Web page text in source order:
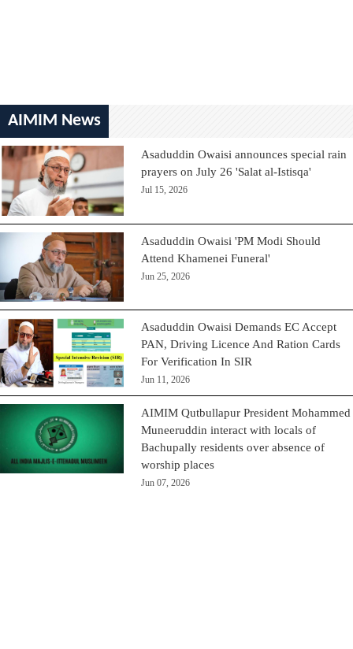
AIMIM News
Asaduddin Owaisi announces special rain
prayers on July 26 'Salat al-Istisqa'
Jul 15, 2026
Asaduddin Owaisi 'PM Modi Should
Attend Khamenei Funeral'
Jun 25, 2026
Asaduddin Owaisi Demands EC Accept
PAN, Driving Licence And Ration Cards
For Verification In SIR
Jun 11, 2026
AIMIM Qutbullapur President Mohammed
Muneeruddin interact with locals of
Bachupally residents over absence of
worship places
Jun 07, 2026